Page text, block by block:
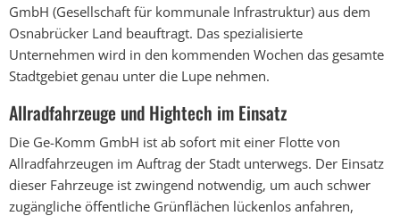
GmbH (Gesellschaft für kommunale Infrastruktur) aus dem
Osnabrücker Land beauftragt. Das spezialisierte
Unternehmen wird in den kommenden Wochen das gesamte
Stadtgebiet genau unter die Lupe nehmen.
Allradfahrzeuge und Hightech im Einsatz
Die Ge-Komm GmbH ist ab sofort mit einer Flotte von
Allradfahrzeugen im Auftrag der Stadt unterwegs. Der Einsatz
dieser Fahrzeuge ist zwingend notwendig, um auch schwer
zugängliche öffentliche Grünflächen lückenlos anfahren,